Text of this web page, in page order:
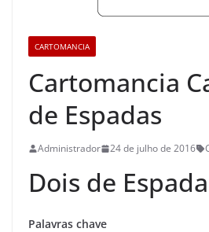
CARTOMANCIA
Cartomancia
de Espadas
Administrador 24 de julho de 2016
Dois de
Palavras chave